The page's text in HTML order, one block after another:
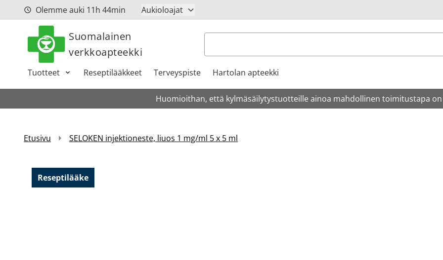
Siirry sisältöönOlemme auki 11h 44min Aukioloajat
Suomalainen
verkkoapteekki
Haku
Tuotteet Reseptilääkkeet Terveyspiste Hartolan apteekki
Huomioithan, että kylmäsäilytystuotteille ainoa mahdollinen toimitustapa
Etusivu SELOKEN injektioneste, liuos 1 mg/ml 5 x 5 ml
Reseptilääke